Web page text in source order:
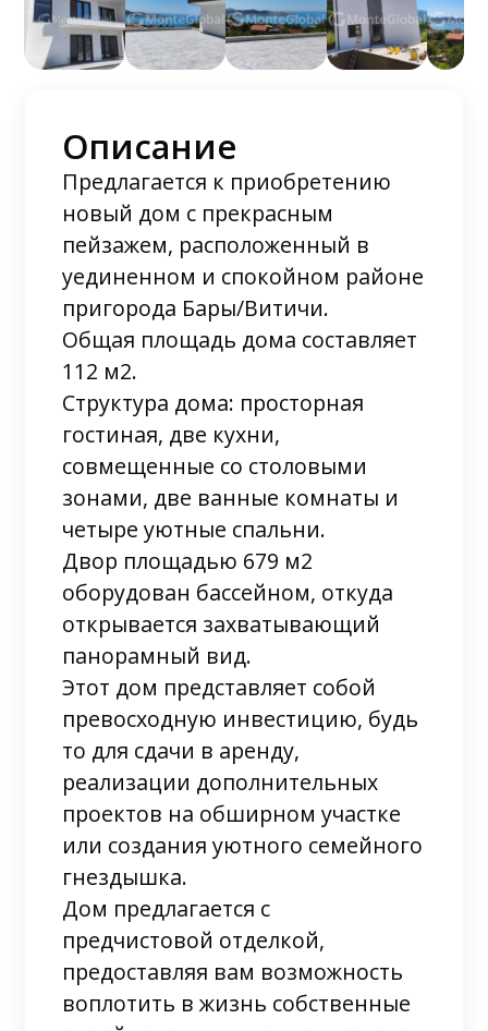
Описание
Предлагается к приобретению
новый дом с прекрасным
пейзажем, расположенный в
уединенном и спокойном районе
пригорода Бары/Витичи.
Общая площадь дома составляет
112 м2.
Структура дома: просторная
гостиная, две кухни,
совмещенные со столовыми
зонами, две ванные комнаты и
четыре уютные спальни.
Двор площадью 679 м2
оборудован бассейном, откуда
открывается захватывающий
панорамный вид.
Этот дом представляет собой
превосходную инвестицию, будь
то для сдачи в аренду,
реализации дополнительных
проектов на обширном участке
или создания уютного семейного
гнездышка.
Дом предлагается с
предчистовой отделкой,
предоставляя вам возможность
воплотить в жизнь собственные